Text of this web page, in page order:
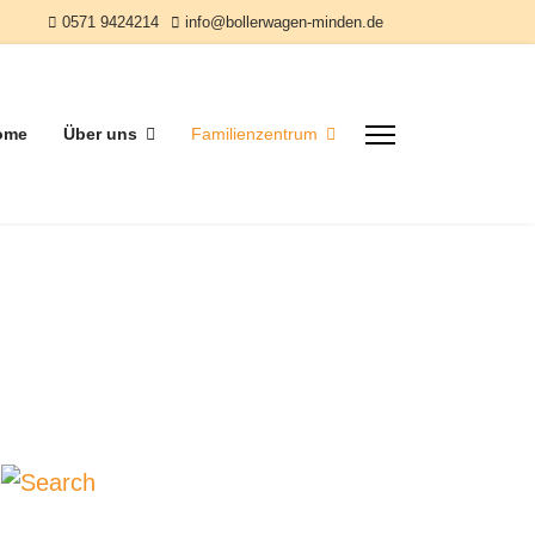
0571 9424214 info@bollerwagen-minden.de
Über uns Familienzentrum